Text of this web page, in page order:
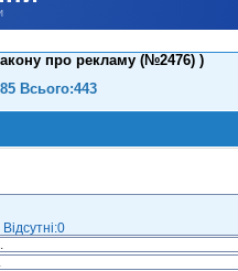
про рекламу (№2476) )
Всього:443